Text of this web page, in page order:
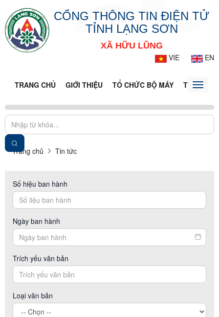
CỔNG THÔNG TIN ĐIỆN TỬ
TỈNH LẠNG SƠN
XÃ HỮU LŨNG
VIE
EN
TRANG CHỦ GIỚI THIỆU TỔ CHỨC BỘ MÁY TIN TỨC -
Toggle
Trang chủ Tin tức
Số hiệu ban hành
Ngày ban hành
Trích yếu văn bản
Loại văn bản